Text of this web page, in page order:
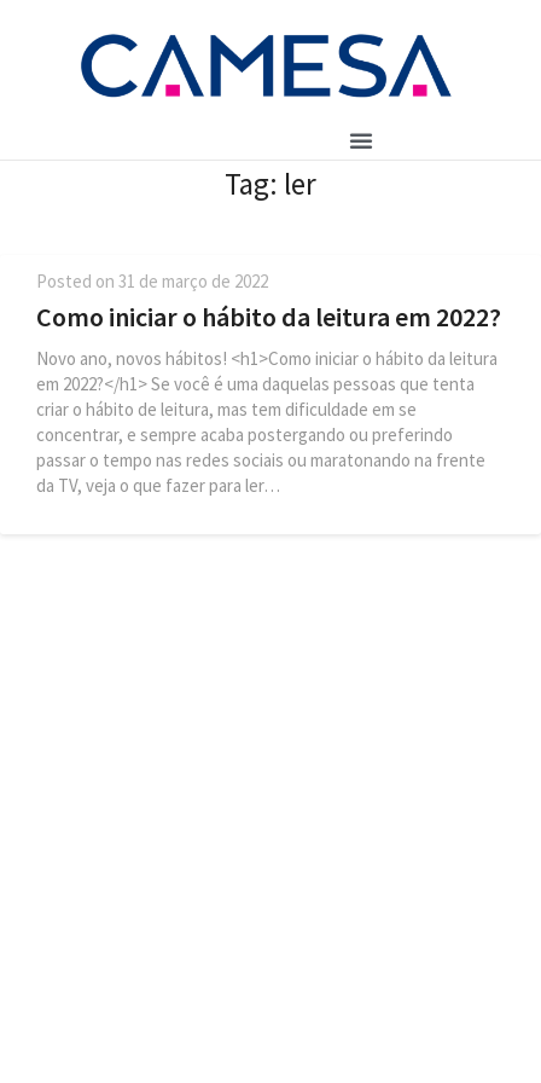
Tag: ler
Posted on 31 de março de 2022
Como iniciar o hábito da leitura em 2022?
Novo ano, novos hábitos! <h1>Como iniciar o hábito da leitura
em 2022?</h1> Se você é uma daquelas pessoas que tenta
criar o hábito de leitura, mas tem dificuldade em se
concentrar, e sempre acaba postergando ou preferindo
passar o tempo nas redes sociais ou maratonando na frente
da TV, veja o que fazer para ler…